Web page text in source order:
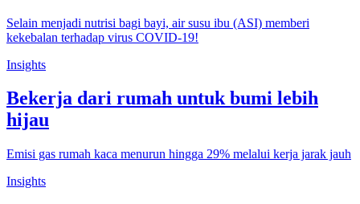
Selain menjadi nutrisi bagi bayi, air susu ibu (ASI) memberi
kekebalan terhadap virus COVID-19!
Insights
Bekerja dari rumah untuk bumi lebih
hijau
Emisi gas rumah kaca menurun hingga 29% melalui kerja jarak jauh
Insights